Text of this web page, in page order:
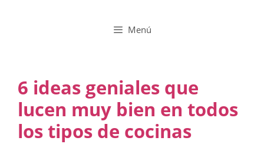
Menú
6 ideas geniales que
lucen muy bien en todos
los tipos de cocinas